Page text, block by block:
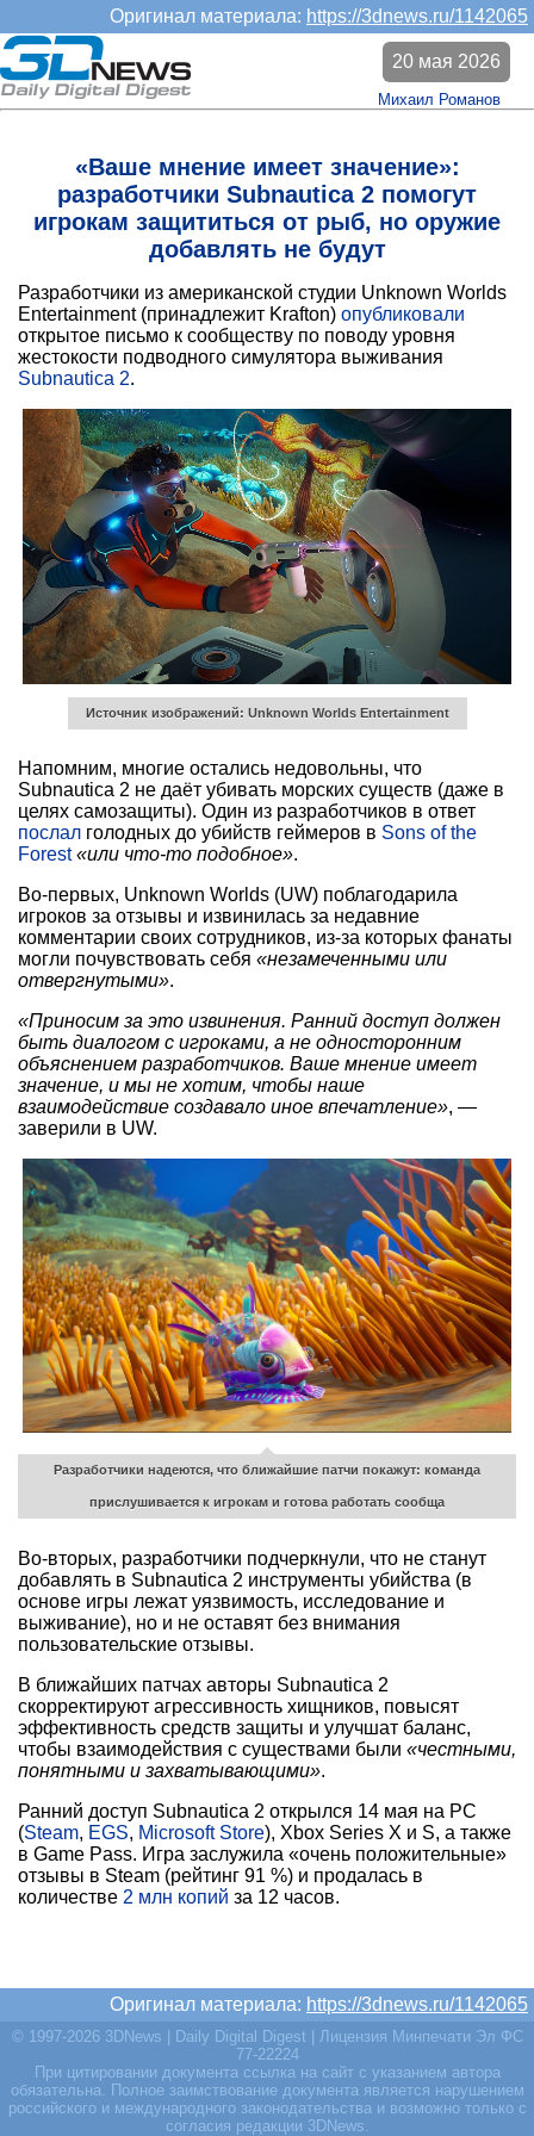
Оригинал материала: https://3dnews.ru/1142065
«Ваше мнение имеет значение»:
разработчики Subnautica 2 помогут
игрокам защититься от рыб, но оружие
добавлять не будут
20 мая 2026
Михаил Романов
Разработчики из американской студии Unknown Worlds
Entertainment (принадлежит Krafton) опубликовали
открытое письмо к сообществу по поводу уровня
жестокости подводного симулятора выживания
Subnautica 2.
Источник изображений: Unknown Worlds Entertainment
Напомним, многие остались недовольны, что
Subnautica 2 не даёт убивать морских существ (даже в
целях самозащиты). Один из разработчиков в ответ
послал голодных до убийств геймеров в Sons of the
Forest «или что-то подобное».
Во-первых, Unknown Worlds (UW) поблагодарила
игроков за отзывы и извинилась за недавние
комментарии своих сотрудников, из-за которых фанаты
могли почувствовать себя «незамеченными или
отвергнутыми».
«Приносим за это извинения. Ранний доступ должен
быть диалогом с игроками, а не односторонним
объяснением разработчиков. Ваше мнение имеет
значение, и мы не хотим, чтобы наше
взаимодействие создавало иное впечатление», —
заверили в UW.
Разработчики надеются, что ближайшие патчи покажут: команда
прислушивается к игрокам и готова работать сообща
Во-вторых, разработчики подчеркнули, что не станут
добавлять в Subnautica 2 инструменты убийства (в
основе игры лежат уязвимость, исследование и
выживание), но и не оставят без внимания
пользовательские отзывы.
В ближайших патчах авторы Subnautica 2
скорректируют агрессивность хищников, повысят
эффективность средств защиты и улучшат баланс,
чтобы взаимодействия с существами были «честными,
понятными и захватывающими».
Ранний доступ Subnautica 2 открылся 14 мая на PC
(Steam, EGS, Microsoft Store), Xbox Series X и S, а также
в Game Pass. Игра заслужила «очень положительные»
отзывы в Steam (рейтинг 91 %) и продалась в
количестве 2 млн копий за 12 часов.
Оригинал материала: https://3dnews.ru/1142065
© 1997-2026 3DNews | Daily Digital Digest | Лицензия Минпечати Эл ФС
77-22224
При цитировании документа ссылка на сайт с указанием автора
обязательна. Полное заимствование документа является нарушением
российского и международного законодательства и возможно только с
согласия редакции 3DNews.